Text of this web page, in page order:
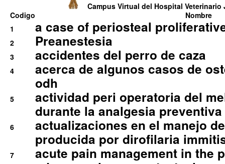
Campus Virtual del Hospital Veterinario
Codigo
Nombre
1
a case of periosteal
2 Preanestesia
3 accidentes del perro de caza
4
acerca de algunos casos de
odh
5
actividad peri operatoria del
durante la analgesia
6
actualizaciones en el manejo
producida por dirofilaria
7 acute pain management in the